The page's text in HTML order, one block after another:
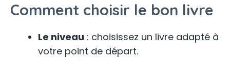
Comment choisir le bon livre
Le niveau : choisissez un livre adapté à
votre point de départ.